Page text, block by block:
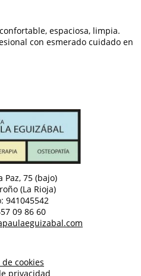
espaciosa, limpia.
con esmerado cuidado en
Paz, 75 (bajo)
(La Rioja)
941045542
09 86 60
cookies
privacidad